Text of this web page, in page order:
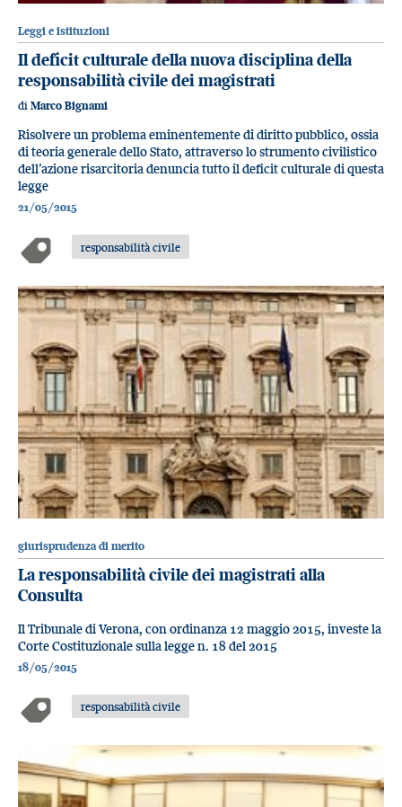
Leggi e istituzioni
Il deficit culturale della nuova disciplina della
responsabilità civile dei magistrati
di Marco Bignami
Risolvere un problema eminentemente di diritto pubblico, ossia
di teoria generale dello Stato, attraverso lo strumento civilistico
dell’azione risarcitoria denuncia tutto il deficit culturale di questa
legge
21/05/2015
responsabilità civile
giurisprudenza di merito
La responsabilità civile dei magistrati alla
Consulta
Il Tribunale di Verona, con ordinanza 12 maggio 2015, investe la
Corte Costituzionale sulla legge n. 18 del 2015
18/05/2015
responsabilità civile